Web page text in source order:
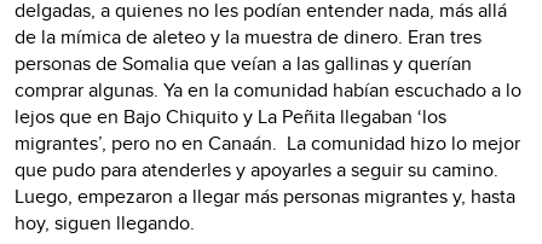
delgadas, a quienes no les podían entender nada, más allá
de la mímica de aleteo y la muestra de dinero. Eran tres
personas de Somalia que veían a las gallinas y querían
comprar algunas. Ya en la comunidad habían escuchado a lo
lejos que en Bajo Chiquito y La Peñita llegaban ‘los
migrantes’, pero no en Canaán. La comunidad hizo lo mejor
que pudo para atenderles y apoyarles a seguir su camino.
Luego, empezaron a llegar más personas migrantes y, hasta
hoy, siguen llegando.